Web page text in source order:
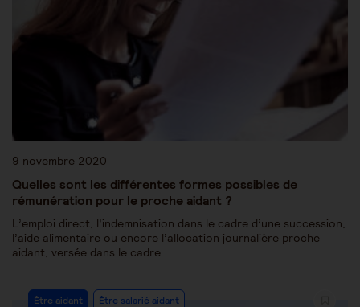
9 novembre 2020
Quelles sont les différentes formes possibles de
rémunération pour le proche aidant ?
L’emploi direct, l’indemnisation dans le cadre d’une succession,
l’aide alimentaire ou encore l’allocation journalière proche
aidant, versée dans le cadre…
Être aidant Être salarié aidant